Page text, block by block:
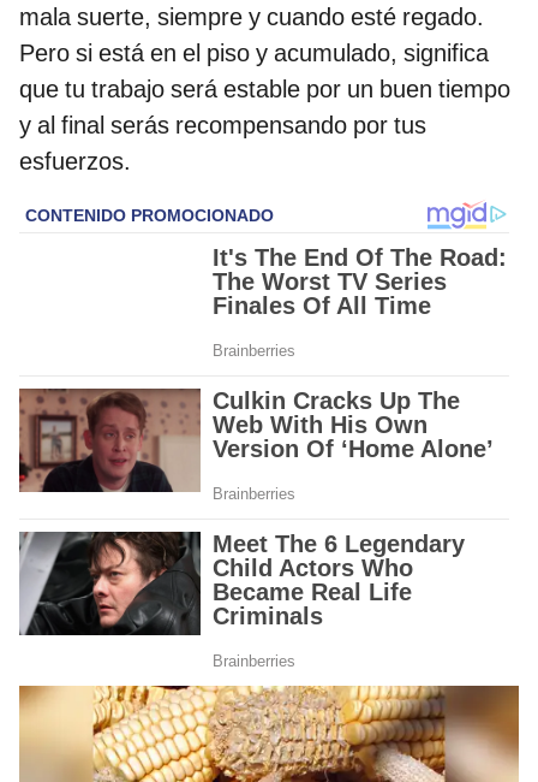
mala suerte, siempre y cuando esté regado.
Pero si está en el piso y acumulado, significa
que tu trabajo será estable por un buen tiempo
y al final serás recompensando por tus
esfuerzos.